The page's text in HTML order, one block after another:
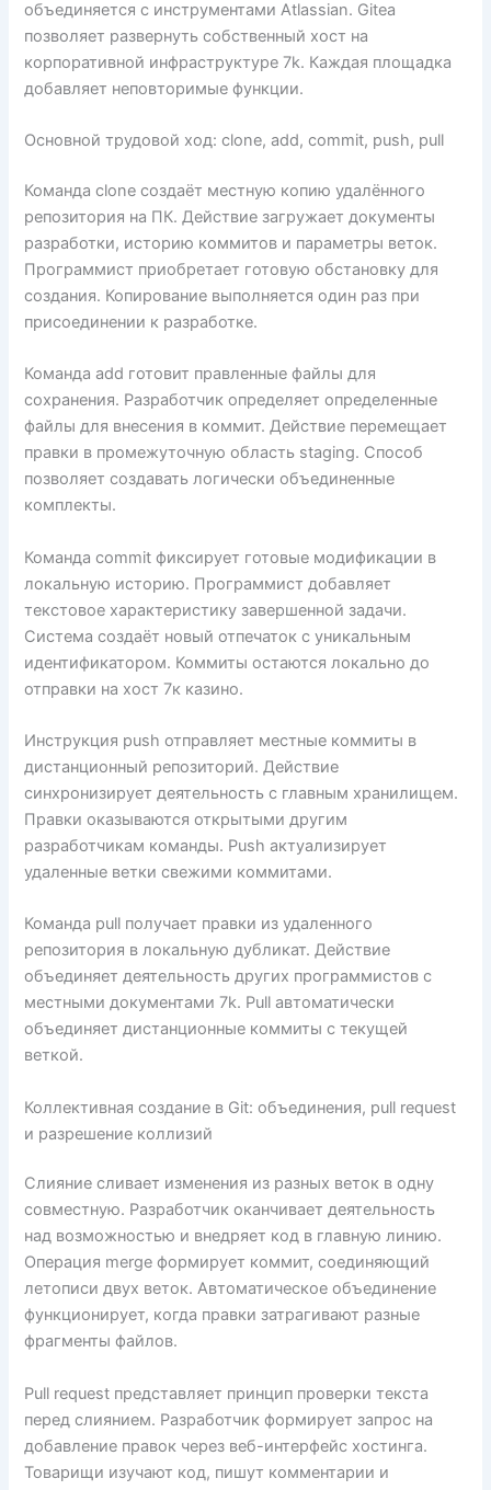
объединяется с инструментами Atlassian. Gitea
позволяет развернуть собственный хост на
корпоративной инфраструктуре 7k. Каждая площадка
добавляет неповторимые функции.
Основной трудовой ход: clone, add, commit, push, pull
Команда clone создаёт местную копию удалённого
репозитория на ПК. Действие загружает документы
разработки, историю коммитов и параметры веток.
Программист приобретает готовую обстановку для
создания. Копирование выполняется один раз при
присоединении к разработке.
Команда add готовит правленные файлы для
сохранения. Разработчик определяет определенные
файлы для внесения в коммит. Действие перемещает
правки в промежуточную область staging. Способ
позволяет создавать логически объединенные
комплекты.
Команда commit фиксирует готовые модификации в
локальную историю. Программист добавляет
текстовое характеристику завершенной задачи.
Система создаёт новый отпечаток с уникальным
идентификатором. Коммиты остаются локально до
отправки на хост 7к казино.
Инструкция push отправляет местные коммиты в
дистанционный репозиторий. Действие
синхронизирует деятельность с главным хранилищем.
Правки оказываются открытыми другим
разработчикам команды. Push актуализирует
удаленные ветки свежими коммитами.
Команда pull получает правки из удаленного
репозитория в локальную дубликат. Действие
объединяет деятельность других программистов с
местными документами 7k. Pull автоматически
объединяет дистанционные коммиты с текущей
веткой.
Коллективная создание в Git: объединения, pull request
и разрешение коллизий
Слияние сливает изменения из разных веток в одну
совместную. Разработчик оканчивает деятельность
над возможностью и внедряет код в главную линию.
Операция merge формирует коммит, соединяющий
летописи двух веток. Автоматическое объединение
функционирует, когда правки затрагивают разные
фрагменты файлов.
Pull request представляет принцип проверки текста
перед слиянием. Разработчик формирует запрос на
добавление правок через веб-интерфейс хостинга.
Товарищи изучают код, пишут комментарии и